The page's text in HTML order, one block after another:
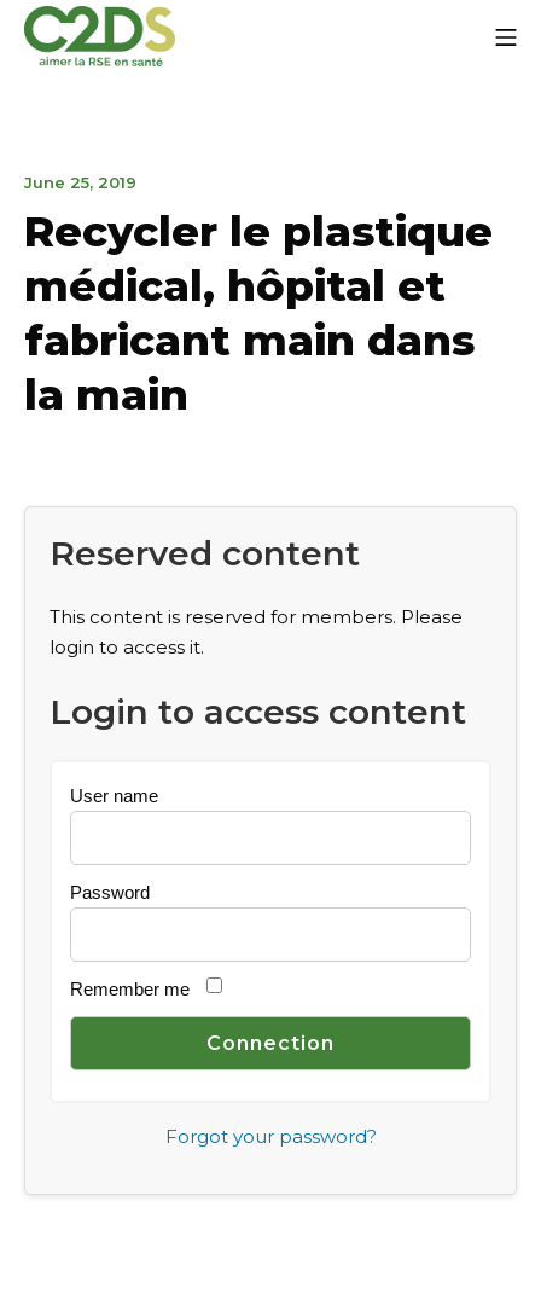
content
June 25, 2019
2020
Recycler le plastique
médical, hôpital et
fabricant main dans
la main
Reserved content
This content is reserved for members. Please
login to access it.
Login to access content
User name
Password
Remember me
Forgot your password?